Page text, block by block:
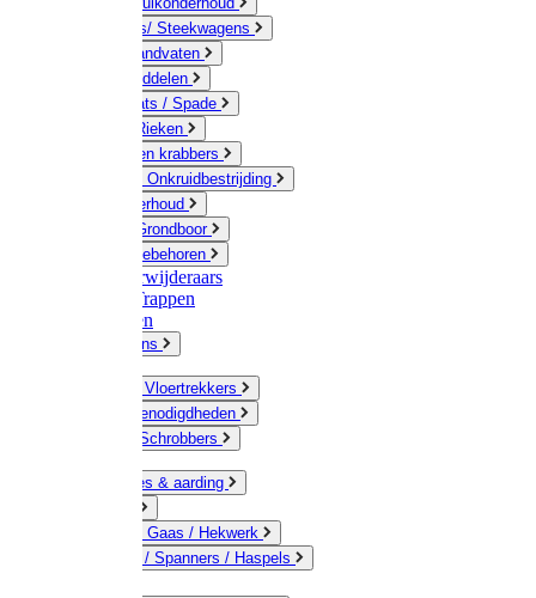
Kruiwagens/ Steekwagens
Stelen / Handvaten
Tuinhulpmiddelen
Schop / Bats / Spade
Vorken & Rieken
Cultivator en krabbers
Schoffels / Onkruidbestrijding
Gazononderhoud
Hamers / Grondboor
Sledes / toebehoren
Onkruidverwijderaars
Ladders / Trappen
Werkbanken
Betonmolens
Bezems & Vloertrekkers
Schildersbenodigdheden
Borstels / Schrobbers
Accessoires & aarding
Geleiders / Gaas / Hekwerk
Verbinders / Spanners / Haspels